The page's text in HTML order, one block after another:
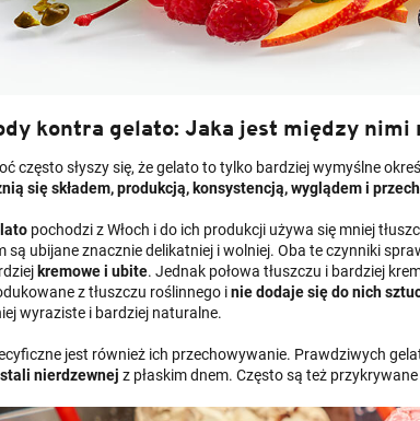
kontra gelato: Jaka jest między nimi
często słyszy się, że gelato to tylko bardziej wymyślne
się składem, produkcją, konsystencją, wyglądem i
pochodzi z Włoch i do ich produkcji używa się mniej
są ubijane znacznie delikatniej i wolniej. Oba te czynniki
kremowe i ubite. Jednak połowa tłuszczu i bardziej
z tłuszczu roślinnego inie dodaje się do nich
wyraziste i bardziej naturalne.
jest również ich przechowywanie. Prawdziwych
nierdzewnej z płaskim dnem. Często są też